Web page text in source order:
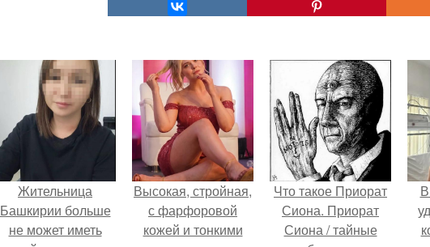
Жительница
Башкирии больше
не может иметь
Высокая, стройная,
с фарфоровой
кожей и тонкими
Что такое Приорат
Сиона. Приорат
Сиона / тайные